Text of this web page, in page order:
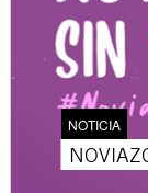
NOTICIA